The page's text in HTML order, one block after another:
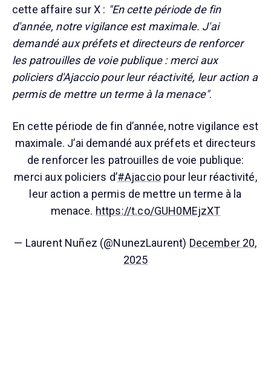
cette affaire sur X : "En cette période de fin
d'année, notre vigilance est maximale. J'ai
demandé aux préfets et directeurs de renforcer
les patrouilles de voie publique : merci aux
policiers d'Ajaccio pour leur réactivité, leur action a
permis de mettre un terme à la menace".
En cette période de fin d’année, notre vigilance est
maximale. J’ai demandé aux préfets et directeurs
de renforcer les patrouilles de voie publique:
merci aux policiers d’#Ajaccio pour leur réactivité,
leur action a permis de mettre un terme à la
menace. https://t.co/GUH0MEjzXT
— Laurent Nuñez (@NunezLaurent) December 20,
2025